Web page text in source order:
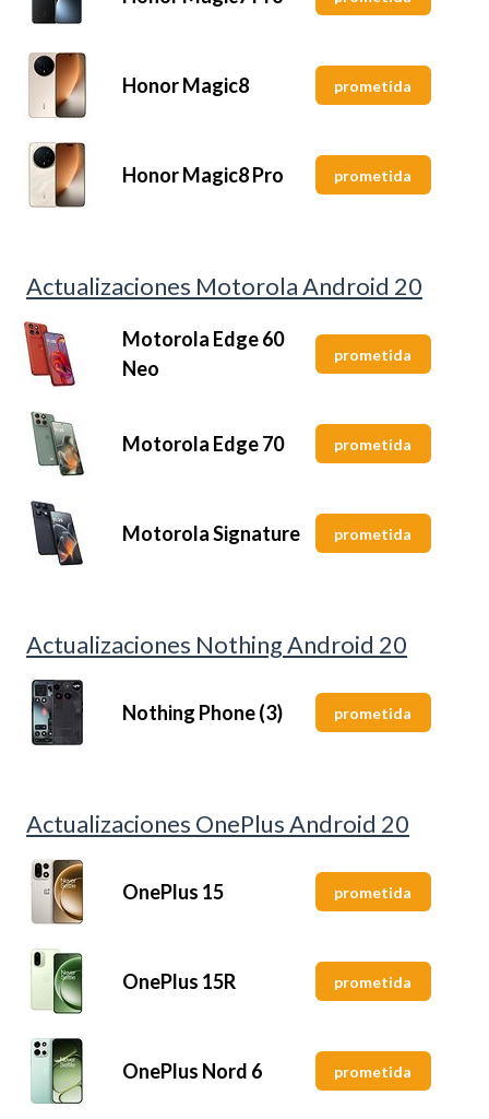
Honor Magic8 prometida
Honor Magic8 Pro prometida
Actualizaciones Motorola Android 20
Motorola Edge 60
Neo
prometida
Motorola Edge 70 prometida
Motorola Signature prometida
Actualizaciones Nothing Android 20
Nothing Phone (3) prometida
Actualizaciones OnePlus Android 20
OnePlus 15 prometida
OnePlus 15R prometida
OnePlus Nord 6 prometida